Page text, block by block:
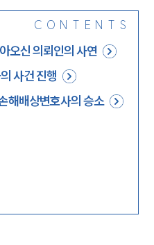
CONTENTS
오신 의뢰인의 사연
사건 진행
해배상변호사의 승소